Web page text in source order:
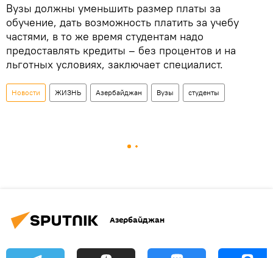
Вузы должны уменьшить размер платы за
обучение, дать возможность платить за учебу
частями, в то же время студентам надо
предоставлять кредиты – без процентов и на
льготных условиях, заключает специалист.
Новости ЖИЗНЬ Азербайджан Вузы студенты
Азербайджан